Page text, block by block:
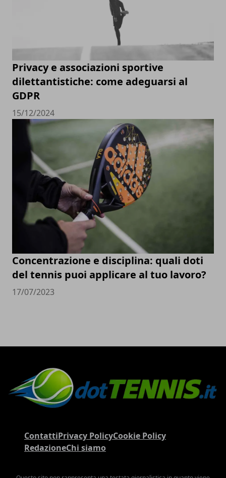
Privacy e associazioni sportive
dilettantistiche: come adeguarsi al
GDPR
15/12/2024
Concentrazione e disciplina: quali doti
del tennis puoi applicare al tuo lavoro?
17/07/2023
ContattiPrivacy PolicyCookie Policy
RedazioneChi siamo